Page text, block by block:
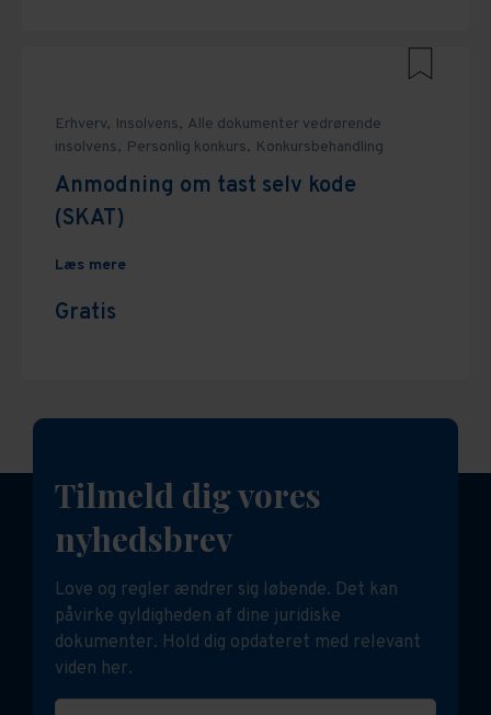
Erhverv, Insolvens, Alle dokumenter vedrørende
insolvens, Personlig konkurs, Konkursbehandling
Anmodning om tast selv kode
(SKAT)
Læs mere
Gratis
Tilmeld dig vores
nyhedsbrev
Love og regler ændrer sig løbende. Det kan
påvirke gyldigheden af dine juridiske
dokumenter. Hold dig opdateret med relevant
viden her.